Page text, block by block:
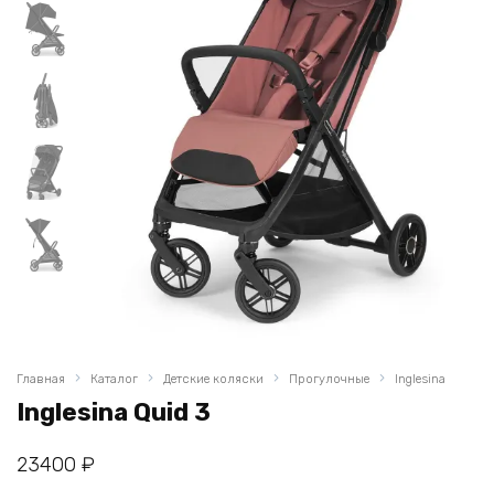
Главная Каталог Детские коляски Прогулочные Inglesina
Inglesina Quid 3
23400 ₽